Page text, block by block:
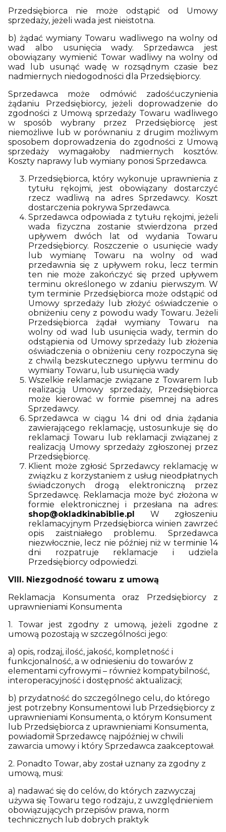
Przedsiębiorca nie może odstąpić od Umowy
sprzedaży, jeżeli wada jest nieistotna.
b) żądać wymiany Towaru wadliwego na wolny od
wad albo usunięcia wady. Sprzedawca jest
obowiązany wymienić Towar wadliwy na wolny od
wad lub usunąć wadę w rozsądnym czasie bez
nadmiernych niedogodności dla Przedsiębiorcy.
Sprzedawca może odmówić zadośćuczynienia
żądaniu Przedsiębiorcy, jeżeli doprowadzenie do
zgodności z Umową sprzedaży Towaru wadliwego
w sposób wybrany przez Przedsiębiorcę jest
niemożliwe lub w porównaniu z drugim możliwym
sposobem doprowadzenia do zgodności z Umową
sprzedaży wymagałoby nadmiernych kosztów.
Koszty naprawy lub wymiany ponosi Sprzedawca.
Przedsiębiorca, który wykonuje uprawnienia z
tytułu rękojmi, jest obowiązany dostarczyć
rzecz wadliwą na adres Sprzedawcy. Koszt
dostarczenia pokrywa Sprzedawca.
Sprzedawca odpowiada z tytułu rękojmi, jeżeli
wada fizyczna zostanie stwierdzona przed
upływem dwóch lat od wydania Towaru
Przedsiębiorcy. Roszczenie o usunięcie wady
lub wymianę Towaru na wolny od wad
przedawnia się z upływem roku, lecz termin
ten nie może zakończyć się przed upływem
terminu określonego w zdaniu pierwszym. W
tym terminie Przedsiębiorca może odstąpić od
Umowy sprzedaży lub złożyć oświadczenie o
obniżeniu ceny z powodu wady Towaru. Jeżeli
Przedsiębiorca żądał wymiany Towaru na
wolny od wad lub usunięcia wady, termin do
odstąpienia od Umowy sprzedaży lub złożenia
oświadczenia o obniżeniu ceny rozpoczyna się
z chwilą bezskutecznego upływu terminu do
wymiany Towaru, lub usunięcia wady
Wszelkie reklamacje związane z Towarem lub
realizacją Umowy sprzedaży, Przedsiębiorca
może kierować w formie pisemnej na adres
Sprzedawcy.
Sprzedawca w ciągu 14 dni od dnia żądania
zawierającego reklamację, ustosunkuje się do
reklamacji Towaru lub reklamacji związanej z
realizacją Umowy sprzedaży zgłoszonej przez
Przedsiębiorcę.
Klient może zgłosić Sprzedawcy reklamację w
związku z korzystaniem z usług nieodpłatnych
świadczonych drogą elektroniczną przez
Sprzedawcę. Reklamacja może być złożona w
formie elektronicznej i przesłana na adres:
shop@okladkinabiblie.pl W zgłoszeniu
reklamacyjnym Przedsiębiorca winien zawrzeć
opis zaistniałego problemu. Sprzedawca
niezwłocznie, lecz nie później niż w terminie 14
dni rozpatruje reklamacje i udziela
Przedsiębiorcy odpowiedzi.
VIII. Niezgodność towaru z umową
Reklamacja Konsumenta oraz Przedsiębiorcy z
uprawnieniami Konsumenta
1. Towar jest zgodny z umową, jeżeli zgodne z
umową pozostają w szczególności jego:
a) opis, rodzaj, ilość, jakość, kompletność i
funkcjonalność, a w odniesieniu do towarów z
elementami cyfrowymi – również kompatybilność,
interoperacyjność i dostępność aktualizacji;
b) przydatność do szczególnego celu, do którego
jest potrzebny Konsumentowi lub Przedsiębiorcy z
uprawnieniami Konsumenta, o którym Konsument
lub Przedsiębiorca z uprawnieniami Konsumenta,
powiadomił Sprzedawcę najpóźniej w chwili
zawarcia umowy i który Sprzedawca zaakceptował.
2. Ponadto Towar, aby został uznany za zgodny z
umową, musi:
a) nadawać się do celów, do których zazwyczaj
używa się Towaru tego rodzaju, z uwzględnieniem
obowiązujących przepisów prawa, norm
technicznych lub dobrych praktyk